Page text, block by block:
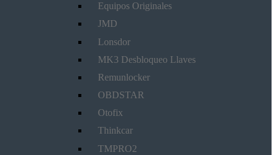
Equipos Originales
JMD
Lonsdor
MK3 Desbloqueo Llaves
Remunlocker
OBDSTAR
Otofix
Thinkcar
TMPRO2